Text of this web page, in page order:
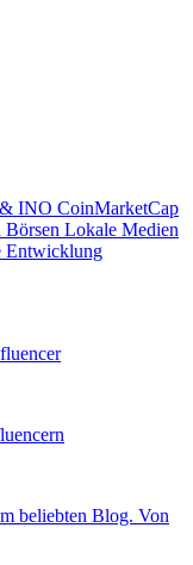
INO CoinMarketCap
Börsen Lokale Medien
Entwicklung
beliebten Blog. Von